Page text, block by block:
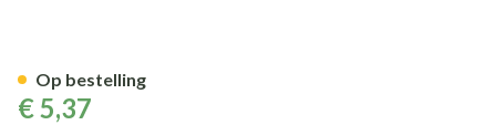
€ 5,37
Op bestelling